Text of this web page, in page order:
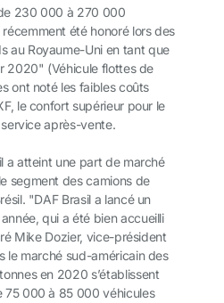
230 000 à 270 000
été honoré lors des
au Royaume-Uni en tant que
2020" (Véhicule flottes de
ont noté les faibles coûts
le confort supérieur pour le
après-vente.
a atteint une part de marché
segment des camions de
"DAF Brasil a lancé un
qui a été bien accueilli
Mike Dozier, vice-président
le marché sud-américain des
en 2020 s’établissent
75 000 à 85 000 véhicules